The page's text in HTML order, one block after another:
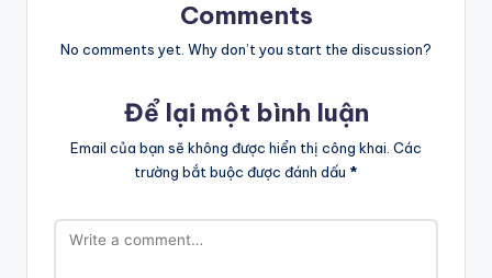
Comments
No comments yet. Why don’t you start the discussion?
Để lại một bình luận
Email của bạn sẽ không được hiển thị công khai. Các
trường bắt buộc được đánh dấu *